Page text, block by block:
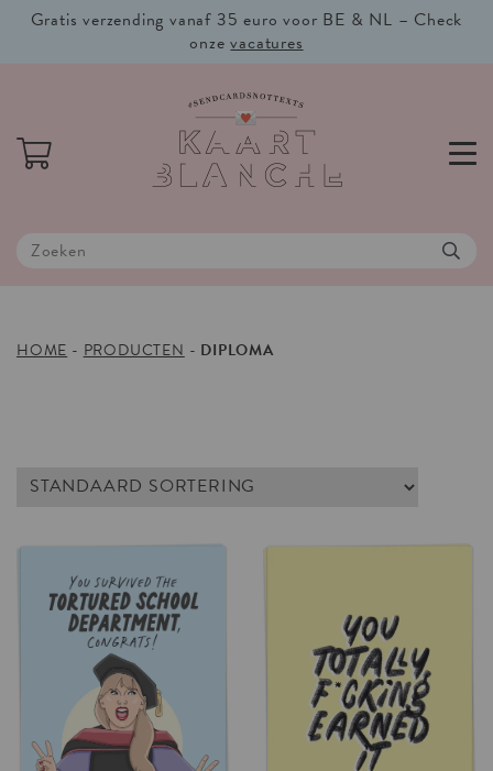
Gratis verzending vanaf 35 euro voor BE & NL – Check
onzevacatures
HOME - PRODUCTEN - DIPLOMA